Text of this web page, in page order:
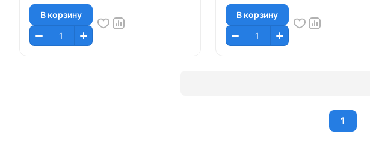
В корзину В корзину
1